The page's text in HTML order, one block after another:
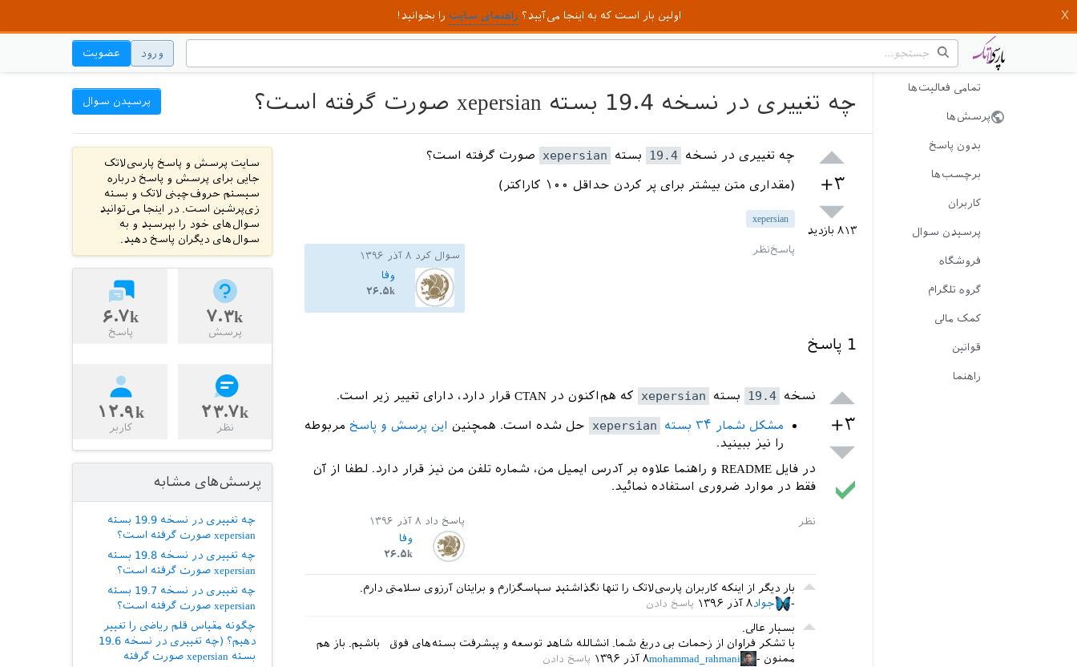
اولین بار است که به اینجا می‌آیید؟ راهنمای سایت را بخوانید!
ورود عضویت
تمامی فعالیت‌ها
پرسش‌ها
بدون پاسخ
برچسب‌ها
کاربران
پرسیدن سوال
فروشگاه
گروه تلگرام
کمک مالی
قوانین
راهنما
چه تغییری در نسخه 19.4 بسته xepersian صورت گرفته است؟ پرسیدن سوال
+۳
۸۱۳ بازدید
چه تغییری در نسخه 19.4 بسته xepersian صورت گرفته است؟
(مقداری متن بیشتر برای پر کردن حداقل ۱۰۰ کاراکتر)
xepersian
سوال کرد ۸ آذر ۱۳۹۶
وفا
۲۶.۵k
1 پاسخ
+۳
نسخه 19.4 بسته xepersian که هم‌اکنون در CTAN قرار دارد، دارای تغییر زیر است.
مشکل شمار ۳۴ بسته xepersian حل شده است. همچنین این پرسش و پاسخ مربوطه
را نیز ببینید.
در فایل README و راهنما علاوه بر آدرس ایمیل من، شماره تلفن من نیز قرار دارد. لطفا از آن
فقط در موارد ضروری استفاده نمائید.
پاسخ داد ۸ آذر ۱۳۹۶
وفا
۲۶.۵k
بار دیگر از اینکه کاربران پارسی‌لاتک را تنها نگذاشتید سپاسگزارم و برایتان آرزوی سلامتی دارم.
۸ آذر ۱۳۹۶جواد
بسیار عالی.
با تشکر فراوان از زحمات بی دریغ شما. انشالله شاهد توسعه و پیشرفت بسته‌های فوق باشیم. باز هم
ممنون
۸ آذر ۱۳۹۶mohammad_rahmani
سایت پرسش و پاسخ پارسی‌لاتک
جایی برای پرسش و پاسخ درباره
سیستم حروف‌چینی لاتک و بسته
زی‌پرشین است. در اینجا می‌توانید
سوال‌های خود را بپرسید و به
سوال‌های دیگران پاسخ دهید.
۷.۳k
پرسش
۶.۷k
پاسخ
۲۳.۷k
نظر
۱۲.۹k
کاربر
پرسش‌های مشابه
چه تغییری در نسخه 19.9 بسته
xepersian صورت گرفته است؟
چه تغییری در نسخه 19.8 بسته
xepersian صورت گرفته است؟
چه تغییری در نسخه 19.7 بسته
xepersian صورت گرفته است؟
چگونه مقیاس قلم ریاضی را تغییر
دهیم؟ (چه تغییری در نسخه 19.6
بسته xepersian صورت گرفته